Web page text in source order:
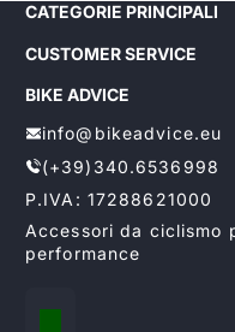
CATEGORIE PRINCIPALI
CUSTOMER SERVICE
BIKE ADVICE
info@bikeadvice.eu
(+39)340.6536998
P.IVA: 17288621000
Accessori da ciclismo
performance